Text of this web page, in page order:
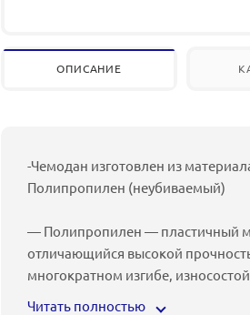
ОПИСАНИЕ
-Чемодан изготовлен из
Полипропилен (неубиваемый)
— Полипропилен — пластичный
отличающийся высокой
многократном изгибе, износостой
Читать полностью